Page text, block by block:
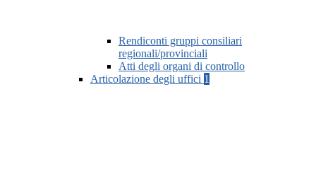
Rendiconti gruppi consiliari
regionali/provinciali
Atti degli organi di controllo
Articolazione degli uffici 1